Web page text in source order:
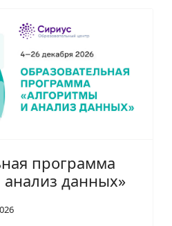
программа
данных»